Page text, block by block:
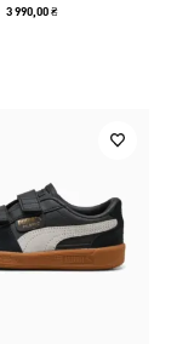
3 990,00 ₴